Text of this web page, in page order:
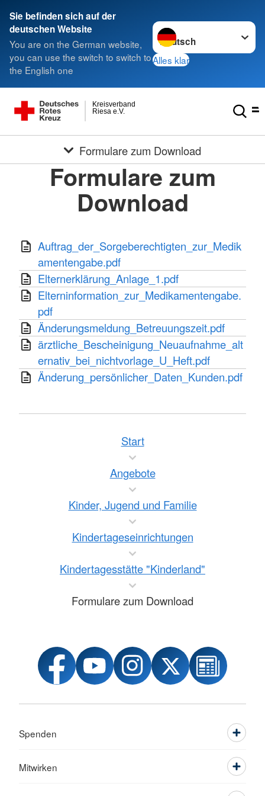
Sie befinden sich auf der
deutschen Website
You are on the German website,
you can use the switch to switch to
the English one
Sprache wechseln zu
Alles klar
Riesa e.V.
Kreisverband
Formulare zum Download
Formulare zum
Download
Auftrag_der_Sorgeberechtigten_zur_Medik
amentengabe.pdf
Elternerklärung_Anlage_1.pdf
Elterninformation_zur_Medikamentengabe.
pdf
Änderungsmeldung_Betreuungszeit.pdf
ärztliche_Bescheinigung_Neuaufnahme_alt
ernativ_bei_nichtvorlage_U_Heft.pdf
Änderung_persönlicher_Daten_Kunden.pdf
Start
Angebote
Kinder, Jugend und Familie
Kindertageseinrichtungen
Kindertagesstätte "Kinderland"
Formulare zum Download
Spenden
Mitwirken